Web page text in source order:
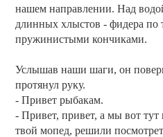
нашем направлении. Над
длинных хлыстов - фидера по
пружинистыми кончиками.
Услышав наши шаги, он
протянул руку.
- Привет рыбакам.
- Привет, привет, а мы вот
твой мопед, решили